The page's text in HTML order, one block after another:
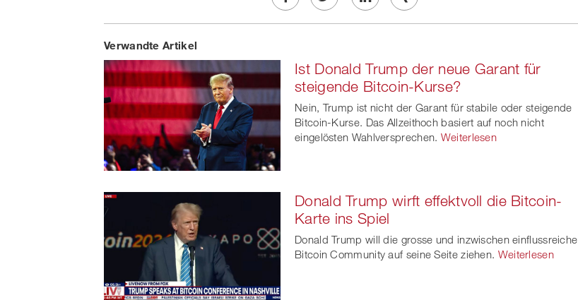
Share
Facebook
Twe
on
twitt
er
Share
linkedin
Share
Xing
Verwandte Artikel
Ist Donald Trump der neue Garant für
steigende Bitcoin-Kurse?
Nein, Trump ist nicht der Garant für stabile oder steigende
Bitcoin-Kurse. Das Allzeithoch basiert auf noch nicht
eingelösten Wahlversprechen. Weiterlesen
Donald Trump wirft effektvoll die Bitcoin-
Karte ins Spiel
Donald Trump will die grosse und inzwischen einflussreiche
Bitcoin Community auf seine Seite ziehen. Weiterlesen